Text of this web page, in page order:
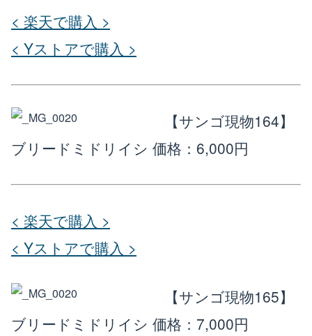
< 楽天で購入 >
< Yストアで購入 >
【サンゴ現物164】
ブリードミドリイシ 価格：6,000円
< 楽天で購入 >
< Yストアで購入 >
【サンゴ現物165】
ブリードミドリイシ 価格：7,000円